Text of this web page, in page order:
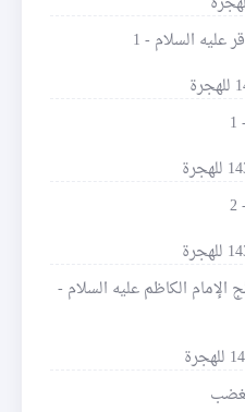
عليه السلام - 1
الإمام الكاظم عليه السلام -